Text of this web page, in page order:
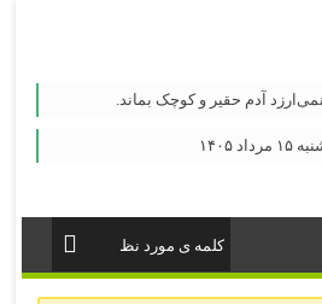
آدم حقیر و کوچک بماند.
۱۴۰۵